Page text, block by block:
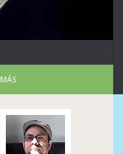
MÁS